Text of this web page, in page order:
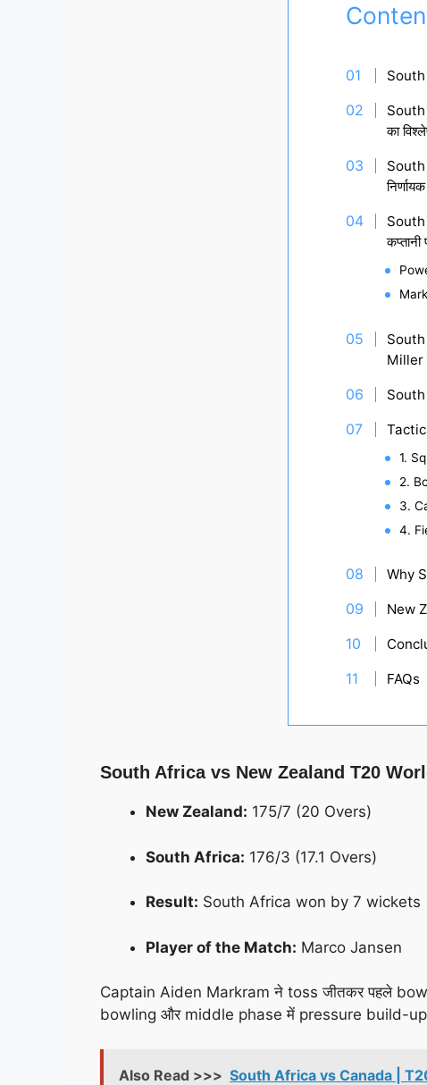
South
का
कप्तानी
Miller
1.
2.
3.
4.
Why
New
FAQs
South Africa vs New Zealand T20
New Zealand: 175/7 (20 Overs)
South Africa: 176/3 (17.1 Overs)
Result: South Africa won by 7 wickets
Player of the Match: Marco Jansen
Captain Aiden Markram ने toss जीतकर पहले
bowling और middle phase में pressure build-up
Also Read >>> South Africa vs Canada |